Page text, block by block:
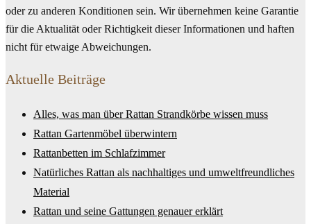
oder zu anderen Konditionen sein. Wir übernehmen keine Garantie
für die Aktualität oder Richtigkeit dieser Informationen und haften
nicht für etwaige Abweichungen.
Aktuelle Beiträge
Alles, was man über Rattan Strandkörbe wissen muss
Rattan Gartenmöbel überwintern
Rattanbetten im Schlafzimmer
Natürliches Rattan als nachhaltiges und umweltfreundliches
Material
Rattan und seine Gattungen genauer erklärt